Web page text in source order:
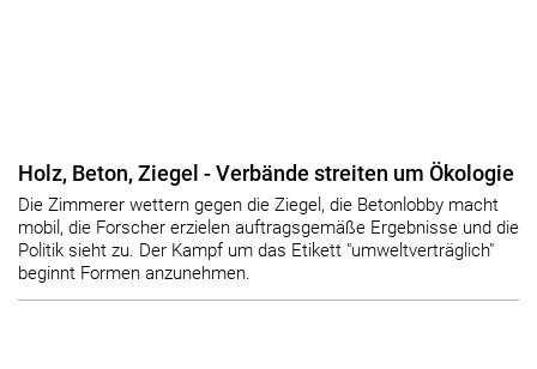
Holz, Beton, Ziegel - Verbände streiten um Ökologie
Die Zimmerer wettern gegen die Ziegel, die Betonlobby macht
mobil, die Forscher erzielen auftragsgemäße Ergebnisse und die
Politik sieht zu. Der Kampf um das Etikett "umweltverträglich"
beginnt Formen anzunehmen.